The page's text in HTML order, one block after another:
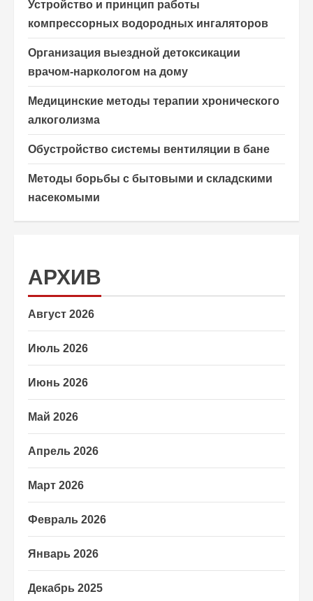
Устройство и принцип работы
компрессорных водородных ингаляторов
Организация выездной детоксикации
врачом-наркологом на дому
Медицинские методы терапии хронического
алкоголизма
Обустройство системы вентиляции в бане
Методы борьбы с бытовыми и складскими
насекомыми
АРХИВ
Август 2026
Июль 2026
Июнь 2026
Май 2026
Апрель 2026
Март 2026
Февраль 2026
Январь 2026
Декабрь 2025